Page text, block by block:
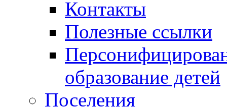
Контакты
Полезные ссылки
образование детей
Поселения